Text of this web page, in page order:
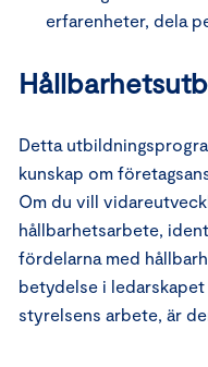
erfarenheter, dela
Detta
kunskap om
Om du vill
hållbarhetsarbete,
fördelarna med
betydelse i
styrelsens arbete, är